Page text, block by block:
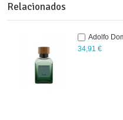
Relacionados
Adolfo
34,91 €